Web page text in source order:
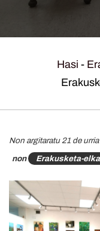
Hasi -
Non argitaratu 21 de
non
Erakusketa-